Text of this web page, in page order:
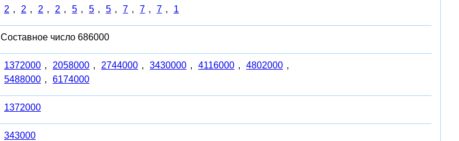
2 , 2 , 2 , 2 , 5 , 5 , 5 , 7 , 7 , 7 , 1
Составное число 686000
1372000 , 2058000 , 2744000 , 3430000 , 4116000 , 4802000 ,
5488000 , 6174000
1372000
343000